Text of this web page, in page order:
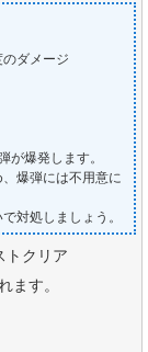
ダメージ
が爆発します。
爆弾には不用意に
対処しましょう。
トクリア
ます。